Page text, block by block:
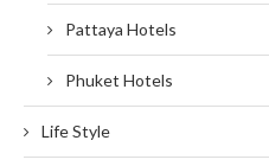
Pattaya Hotels
Phuket Hotels
Life Style